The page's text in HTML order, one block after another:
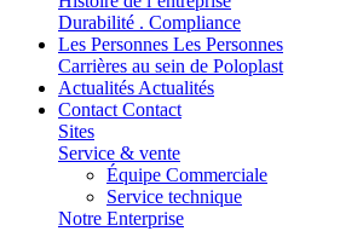
Durabilité . Compliance
Les Personnes Les Personnes
Carrières au sein de Poloplast
Actualités Actualités
Contact Contact
Sites
Service & vente
Équipe Commerciale
Service technique
Notre Enterprise